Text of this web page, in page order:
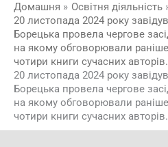
Домашня
Освітня діяльність
20 листопада 2024 року
Борецька провела чергове
на якому обговорювали
чотири книги сучасних авторів.
20 листопада 2024 року
Борецька провела чергове
на якому обговорювали
чотири книги сучасних авторів.